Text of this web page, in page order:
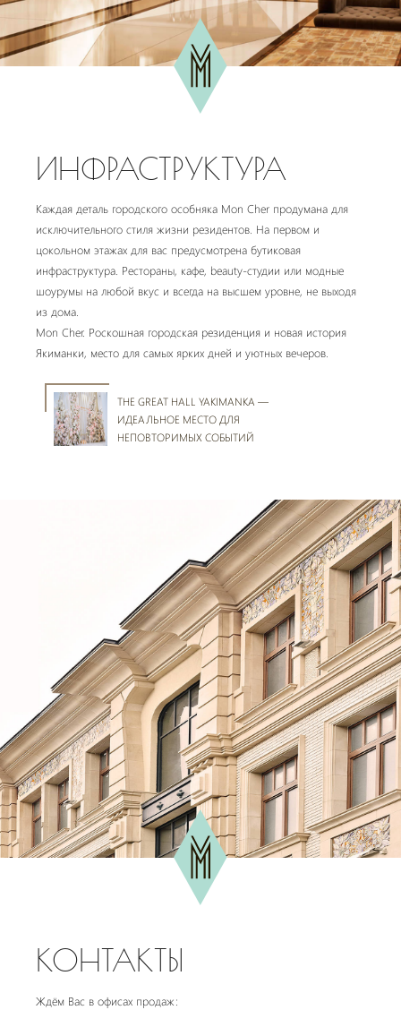
ИНФРАСТРУКТУРА
Каждая деталь городского особняка Mon Cher продумана для
исключительного стиля жизни резидентов. На первом и
цокольном этажах для вас предусмотрена бутиковая
инфраструктура. Рестораны, кафе, beauty-студии или модные
шоурумы на любой вкус и всегда на высшем уровне, не выходя
из дома.
Mon Cher. Роскошная городская резиденция и новая история
Якиманки, место для самых ярких дней и уютных вечеров.
THE GREAT HALL YAKIMANKA —
ИДЕАЛЬНОЕ МЕСТО ДЛЯ
НЕПОВТОРИМЫХ СОБЫТИЙ
КОНТАКТЫ
Ждём Вас в офисах продаж: